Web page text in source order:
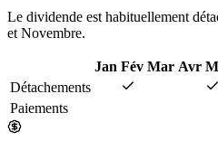
Le dividende est habituellement
et Novembre.
Jan Fév Mar Avr
Détachements
Paiements